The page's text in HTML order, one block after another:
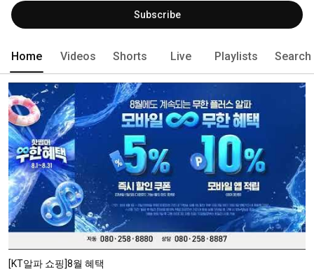
Subscribe
Home Videos Shorts Live Playlists Search
[KT알파 쇼핑]8월 혜택